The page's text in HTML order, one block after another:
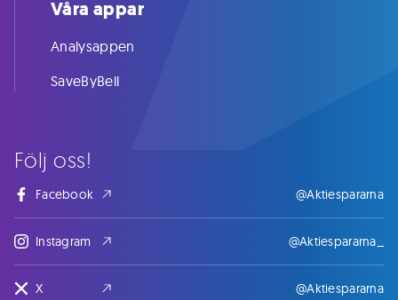
Följ oss!
Facebook @Aktiespararna
Instagram @Aktiespararna_
X @Aktiespararna
Våra appar
Analysappen
SaveByBell